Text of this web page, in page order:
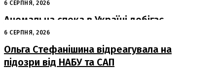
жертви від російських авіабомб
6 СЕРПНЯ, 2026
Аномальна спека в Україні добігає
кінця: очікується похолодання
6 СЕРПНЯ, 2026
Ольга Стефанішина відреагувала на
підозри від НАБУ та САП